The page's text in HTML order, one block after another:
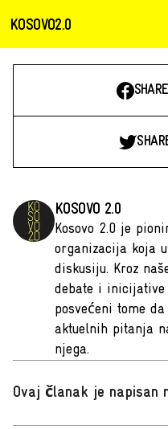
KOSOVO2.0
KOSOVO 2.0
Kosovo 2.0 je
organizacija koja
diskusiju. Kroz
debate i inicijative
posvećeni tome
aktuelnih pitanja
njega.
Ovaj članak je napisan